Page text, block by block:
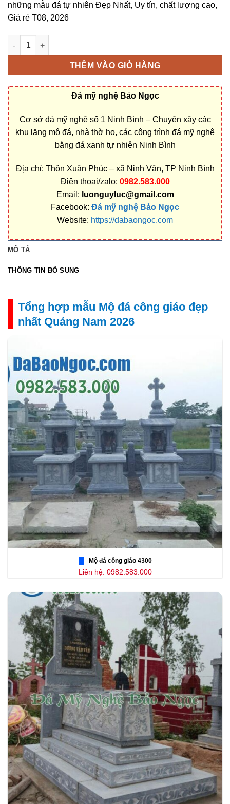
những mẫu đá tự nhiên Đẹp Nhất, Uy tín, chất lượng cao,
Giá rẻ T08, 2026
Bán và xây dựng, làm Mộ đá công giáo ở Quảng Nam rẻ đẹp
THÊM VÀO GIỎ HÀNG
Đá mỹ nghệ Bảo Ngọc
Cơ sở đá mỹ nghệ số 1 Ninh Bình – Chuyên xây các
khu lăng mộ đá, nhà thờ họ, các công trình đá mỹ nghệ
bằng đá xanh tự nhiên Ninh Bình
Địa chỉ: Thôn Xuân Phúc – xã Ninh Vân, TP Ninh Bình
Điện thoại/zalo: 0982.583.000
Email: luonguyluc@gmail.com
Facebook: Đá mỹ nghệ Bảo Ngọc
Website: https://dabaongoc.com
MÔ TẢ
THÔNG TIN BỔ SUNG
Tổng hợp mẫu Mộ đá công giáo đẹp
nhất Quảng Nam 2026
Mộ đá công giáo 4300
Liên hệ: 0982.583.000